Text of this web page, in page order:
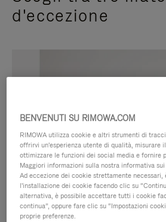
d'eccezione
BENVENUTI SU RIMOWA.COM
RIMOWA utilizza cookie e altri strumenti di
offrirvi un'esperienza utente di qualità, misurare
ottimizzare le funzioni dei social media e fornire
Maggiori informazioni sulla nostra informativa
Ad eccezione dei cookie strettamente
l'installazione dei cookie facendo clic su
alternativa, è possibile accettare tutti i cookie
continua”, oppure fare clic su “Impostazioni
proprie preferenze.